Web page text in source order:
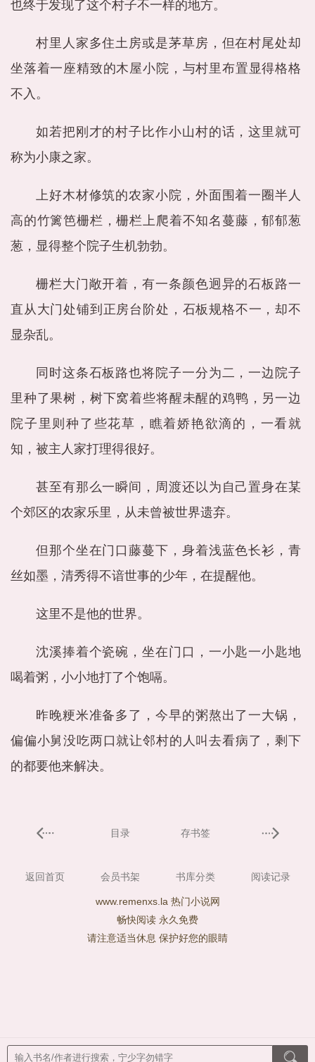
也终于发现了这个村子不一样的地方。
村里人家多住土房或是茅草房，但在村尾处却
坐落着一座精致的木屋小院，与村里布置显得格格
不入。
如若把刚才的村子比作小山村的话，这里就可
称为小康之家。
上好木材修筑的农家小院，外面围着一圈半人
高的竹篱笆栅栏，栅栏上爬着不知名蔓藤，郁郁葱
葱，显得整个院子生机勃勃。
栅栏大门敞开着，有一条颜色迥异的石板路一
直从大门处铺到正房台阶处，石板规格不一，却不
显杂乱。
同时这条石板路也将院子一分为二，一边院子
里种了果树，树下窝着些将醒未醒的鸡鸭，另一边
院子里则种了些花草，瞧着娇艳欲滴的，一看就
知，被主人家打理得很好。
甚至有那么一瞬间，周渡还以为自己置身在某
个郊区的农家乐里，从未曾被世界遗弃。
但那个坐在门口藤蔓下，身着浅蓝色长衫，青
丝如墨，清秀得不谙世事的少年，在提醒他。
这里不是他的世界。
沈溪捧着个瓷碗，坐在门口，一小匙一小匙地
喝着粥，小小地打了个饱嗝。
昨晚粳米准备多了，今早的粥熬出了一大锅，
偏偏小舅没吃两口就让邻村的人叫去看病了，剩下
的都要他来解决。
目录 存书签
返回首页 会员书架 书库分类 阅读记录
www.remenxs.la 热门小说网
畅快阅读 永久免费
请注意适当休息 保护好您的眼睛